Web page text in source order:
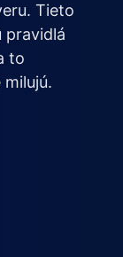
Tieto
pravidlá
to